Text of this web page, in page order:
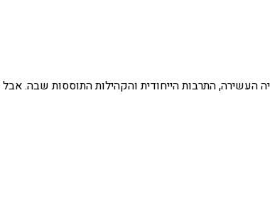
העשירה, התרבות הייחודית והקהילות התוססות שבה.